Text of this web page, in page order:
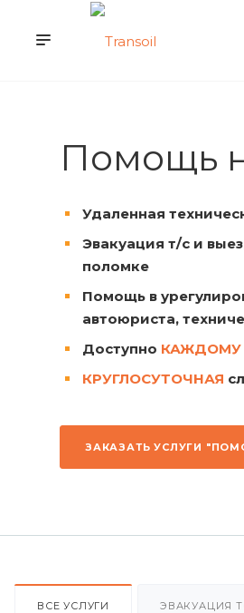
Помощь
Удаленная
Эвакуация т/с и
поломке
Помощь в
автоюриста,
Доступно КАЖДОМУ
КРУГЛОСУТОЧНАЯ
ЗАКАЗАТЬ УСЛУГИ
ВСЕ УСЛУГИ ЭВАКУАЦИЯ